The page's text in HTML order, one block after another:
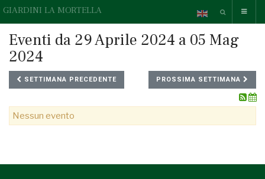
GIARDINI LA MORTELLA
Eventi da 29 Aprile 2024 a 05 Mag
2024
SETTIMANA PRECEDENTE PROSSIMA SETTIMANA
Nessun evento